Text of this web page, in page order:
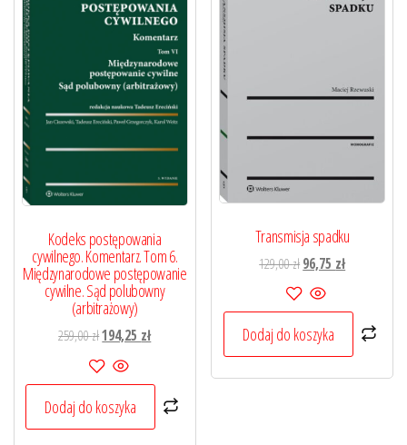
Kodeks postępowania
cywilnego. Komentarz. Tom 6.
Międzynarodowe postępowanie
cywilne. Sąd polubowny
(arbitrażowy)
259,00złPierwotna
cena
wynosiła:
259,00 zł.
194,25 złAktualna
194,25 zł.
Dodaj do koszyka
Transmisja spadku
129,00złPierwotna
cena
wynosiła:
129,00 zł.
96,75 złAktualna
96,75 zł.
Dodaj do koszyka